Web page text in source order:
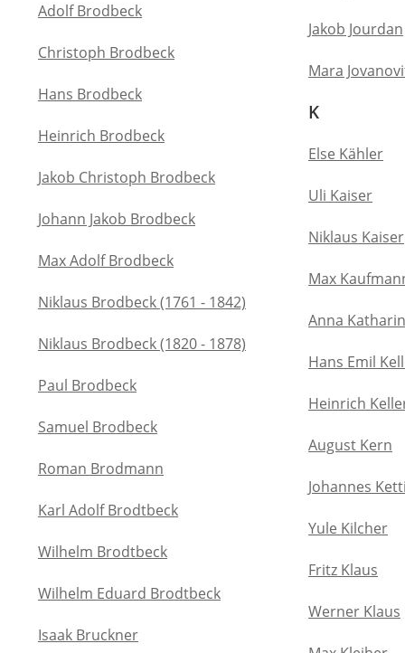
Adolf Brodbeck
Christoph Brodbeck
Hans Brodbeck
Heinrich Brodbeck
Jakob Christoph Brodbeck
Johann Jakob Brodbeck
Max Adolf Brodbeck
Niklaus Brodbeck (1761 - 1842)
Niklaus Brodbeck (1820 - 1878)
Paul Brodbeck
Samuel Brodbeck
Roman Brodmann
Karl Adolf Brodtbeck
Wilhelm Brodtbeck
Wilhelm Eduard Brodtbeck
Isaak Bruckner
Jakob Jourdan
Mara
K
Else Kähler
Uli Kaiser
Niklaus Kaiser
Max
Anna
Hans Emil
Heinrich
August Kern
Johannes
Yule Kilcher
Fritz Klaus
Werner Klaus